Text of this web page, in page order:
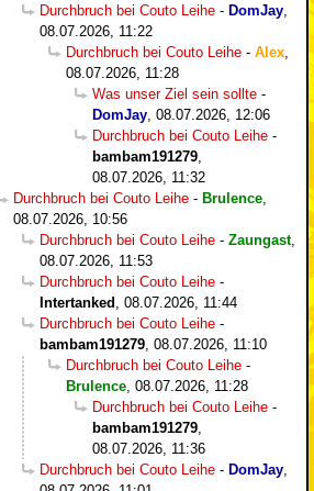
Durchbruch bei Couto Leihe - DomJay
08.07.2026, 11:22
Durchbruch bei Couto Leihe - Alex
08.07.2026, 11:28
Was unser Ziel sein sollte -
DomJay 08.07.2026, 12:06
Durchbruch bei Couto Leihe -
bambam191279
08.07.2026, 11:32
Durchbruch bei Couto Leihe - Brulence
08.07.2026, 10:56
Durchbruch bei Couto Leihe - Zaungast,
08.07.2026, 11:53
Durchbruch bei Couto Leihe -
Intertanked
08.07.2026, 11:44
Durchbruch bei Couto Leihe -
bambam191279 08.07.2026, 11:10
Durchbruch bei Couto Leihe -
Brulence 08.07.2026, 11:28
Durchbruch bei Couto Leihe -
bambam191279
08.07.2026, 11:36
Durchbruch bei Couto Leihe - DomJay